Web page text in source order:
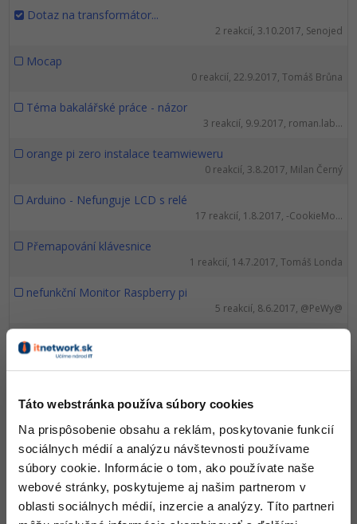
Táto webstránka používa súbory cookies
Na prispôsobenie obsahu a reklám, poskytovanie funkcií
sociálnych médií a analýzu návštevnosti používame
súbory cookie. Informácie o tom, ako používate naše
webové stránky, poskytujeme aj našim partnerom v
oblasti sociálnych médií, inzercie a analýzy. Títo partneri
Dotaz na transformátor...
2 reakcií, 3.10.2017, Senojed
Mocap
0 reakcií, 22.9.2017, Tomáš Brůna
Téma bakalářské práce - názor
3 reakcií, 9.9.2017, roman.lab...
orange pi zero instalace teamwieweru
0 reakcií, 3.8.2017, Milan Černý
Arduino - Nefunguje LCD s relé
17 reakcií, 1.8.2017, -CookieMo...
Přemapování klávesnice
1 reakcií, 14.7.2017, Tomáš Londa
nefunkční Monitor Raspberry pi
5 reakcií, 8.6.2017, @PeWy@
Obvod na Ohmův zákon a Kirchhoffovy zakony
1 reakcií, 27.5.2017, Pavel
LED Blikač
3 reakcií, 11.5.2017, Ján Opal
Arduino Nano napájené akumulátorem
6 reakcií, 4.5.2017, Pavel Šrytr